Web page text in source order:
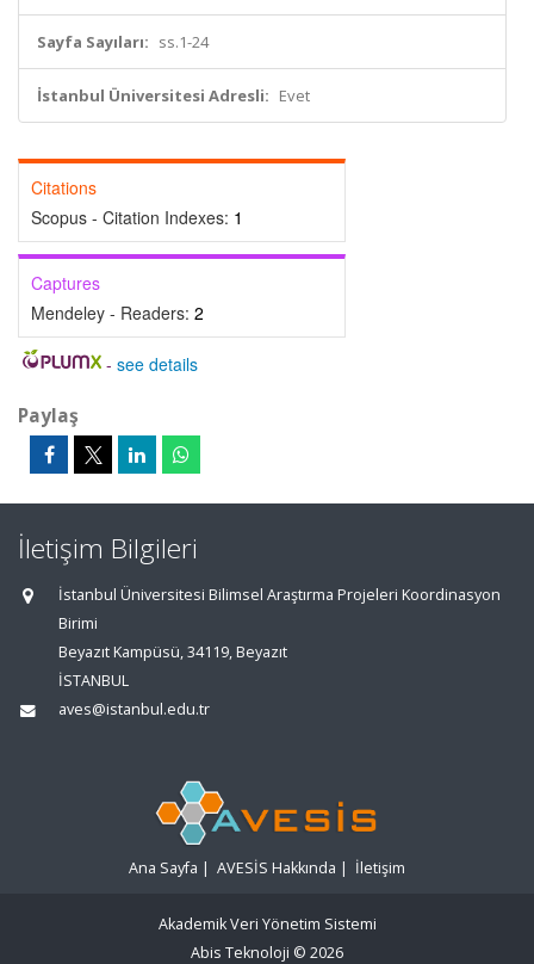
Sayfa Sayıları: ss.1-24
İstanbul Üniversitesi Adresli: Evet
Citations
Scopus - Citation Indexes: 1
Captures
Mendeley - Readers: 2
- see details
Paylaş
İletişim Bilgileri
İstanbul Üniversitesi Bilimsel Araştırma Projeleri Koordinasyon
Birimi
Beyazıt Kampüsü, 34119, Beyazıt
İSTANBUL
aves@istanbul.edu.tr
Ana Sayfa | AVESİS Hakkında | İletişim
Akademik Veri Yönetim Sistemi
Abis Teknoloji © 2026